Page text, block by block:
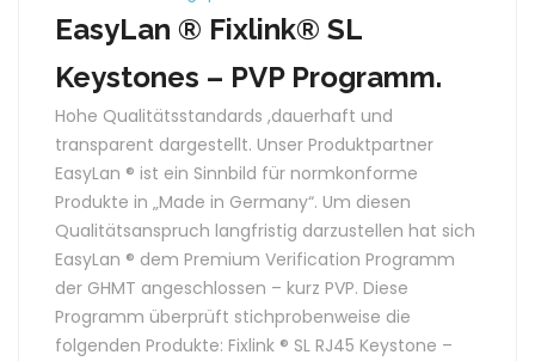
EasyLan ® Fixlink® SL
Keystones – PVP Programm.
Hohe Qualitätsstandards ,dauerhaft und
transparent dargestellt. Unser Produktpartner
EasyLan ® ist ein Sinnbild für normkonforme
Produkte in „Made in Germany“. Um diesen
Qualitätsanspruch langfristig darzustellen hat sich
EasyLan ® dem Premium Verification Programm
der GHMT angeschlossen – kurz PVP. Diese
Programm überprüft stichprobenweise die
folgenden Produkte: Fixlink ® SL RJ45 Keystone –